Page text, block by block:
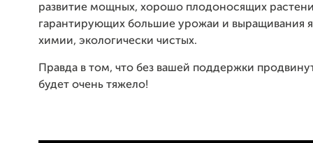
развитие мощных, хорошо плодоносящих
гарантирующих большие урожаи и выращивания
химии, экологически чистых.
Правда в том, что без вашей поддержки
будет очень тяжело!